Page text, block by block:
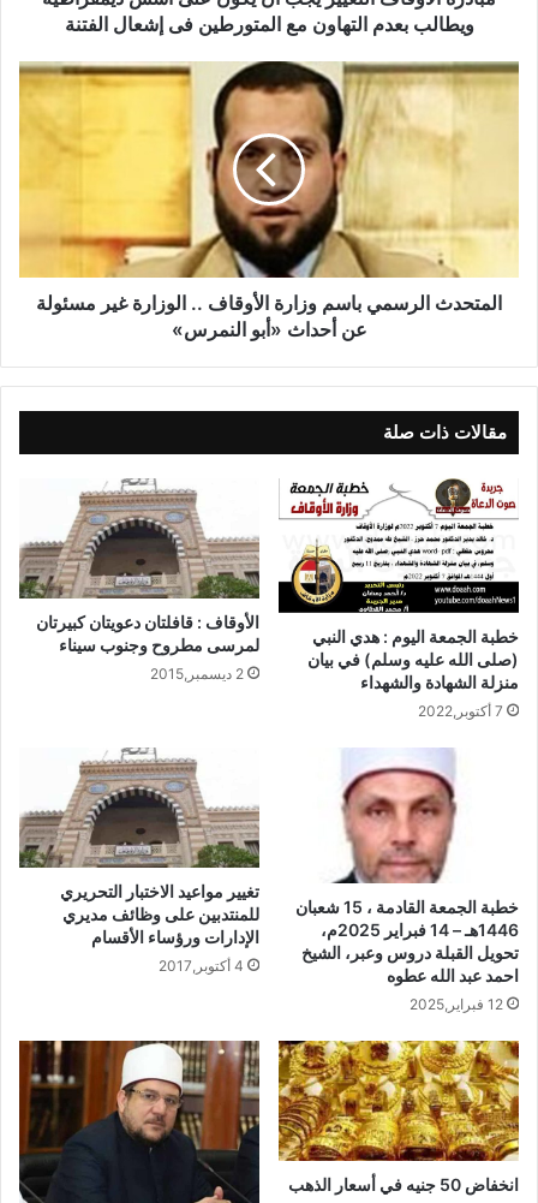
ويطالب بعدم التهاون مع المتورطين فى إشعال الفتنة
المتحدث الرسمي باسم وزارة الأوقاف .. الوزارة غير مسئولة
عن أحداث «أبو النمرس»
مقالات ذات صلة
خطبة الجمعة اليوم : هدي النبي
(صلى الله عليه وسلم) في بيان
منزلة الشهادة والشهداء
7 أكتوبر,2022
الأوقاف : قافلتان دعويتان كبيرتان
لمرسى مطروح وجنوب سيناء
2 ديسمبر,2015
خطبة الجمعة القادمة ، 15 شعبان
1446هـ – 14 فبراير 2025م،
تحويل القبلة دروس وعبر، الشيخ
احمد عبد الله عطوه
12 فبراير,2025
تغيير مواعيد الاختبار التحريري
للمنتدبين على وظائف مديري
الإدارات ورؤساء الأقسام
4 أكتوبر,2017
انخفاض 50 جنيه في أسعار الذهب